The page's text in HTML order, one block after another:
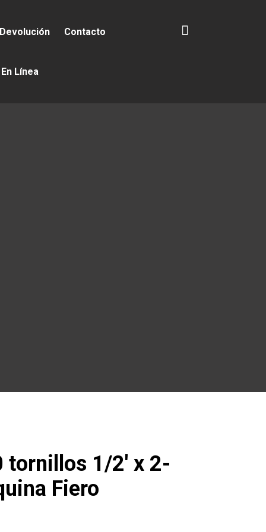
Contacto
Línea
tornillos 1/2′ x 2-
Fiero